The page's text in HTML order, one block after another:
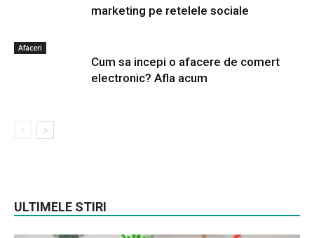
marketing pe retelele sociale
Afaceri
Cum sa incepi o afacere de comert
electronic? Afla acum
ULTIMELE STIRI